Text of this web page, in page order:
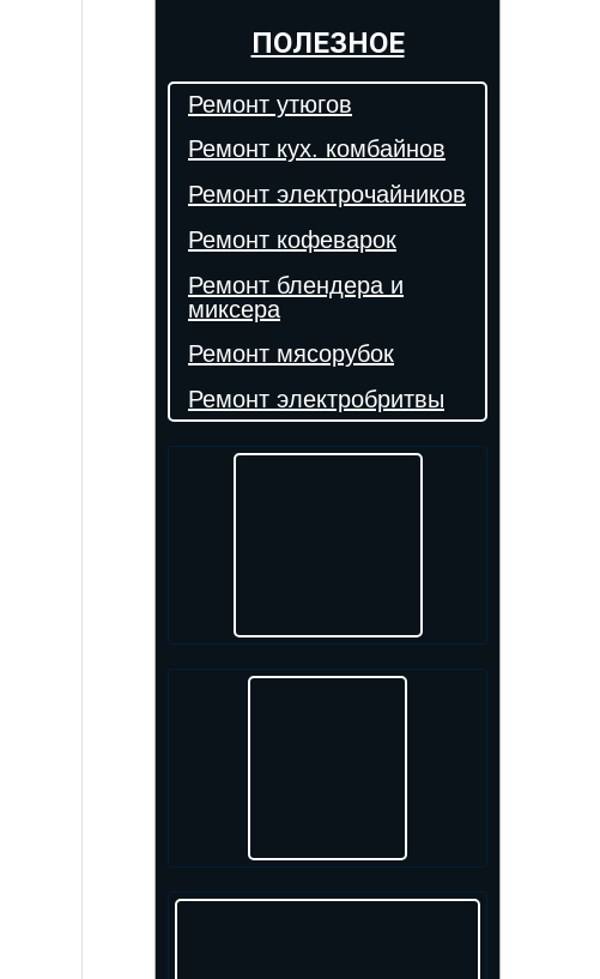
ПОЛЕЗНОЕ
Ремонт утюгов
Ремонт кух. комбайнов
Ремонт электрочайников
Ремонт кофеварок
Ремонт блендера и
миксера
Ремонт мясорубок
Ремонт электробритвы